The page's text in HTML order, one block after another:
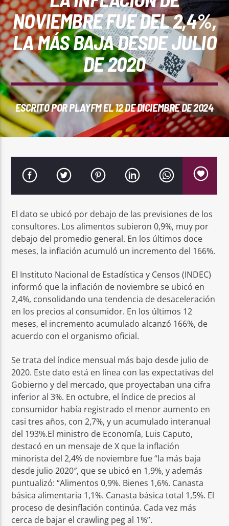
REPRODUCTOR WEB
0:00
PlayFM 95.9
NOVIEMBRE FUE DEL 2,4%,
LA MÁS BAJA DESDE JULIO
DE 2020
ESCRITO PORPLAYFMEL 12 DE DICIEMBRE DE 2024
El dato se ubicó por debajo de las previsiones de los
consultores. Los alimentos subieron 0,9%, muy por
debajo del promedio general. En los últimos doce
meses, la inflación acumuló un incremento del 166%.
El Instituto Nacional de Estadística y Censos (INDEC)
informó que la inflación de noviembre se ubicó en
2,4%, consolidando una tendencia de desaceleración
en los precios al consumidor. En los últimos 12
meses, el incremento acumulado alcanzó 166%, de
acuerdo con el organismo oficial.
Se trata del índice mensual más bajo desde julio de
2020. Este dato está en línea con las expectativas del
Gobierno y del mercado, que proyectaban una cifra
inferior al 3%. En octubre, el índice de precios al
consumidor había registrado el menor aumento en
casi tres años, con 2,7%, y un acumulado interanual
del 193%.El ministro de Economía, Luis Caputo,
destacó en un mensaje de X que la inflación
minorista del 2,4% de noviembre fue “la más baja
desde julio 2020″, que se ubicó en 1,9%, y además
puntualizó: “Alimentos 0,9%. Bienes 1,6%. Canasta
básica alimentaria 1,1%. Canasta básica total 1,5%. El
proceso de desinflación continúa. Cada vez más
cerca de bajar el crawling peg al 1%”.